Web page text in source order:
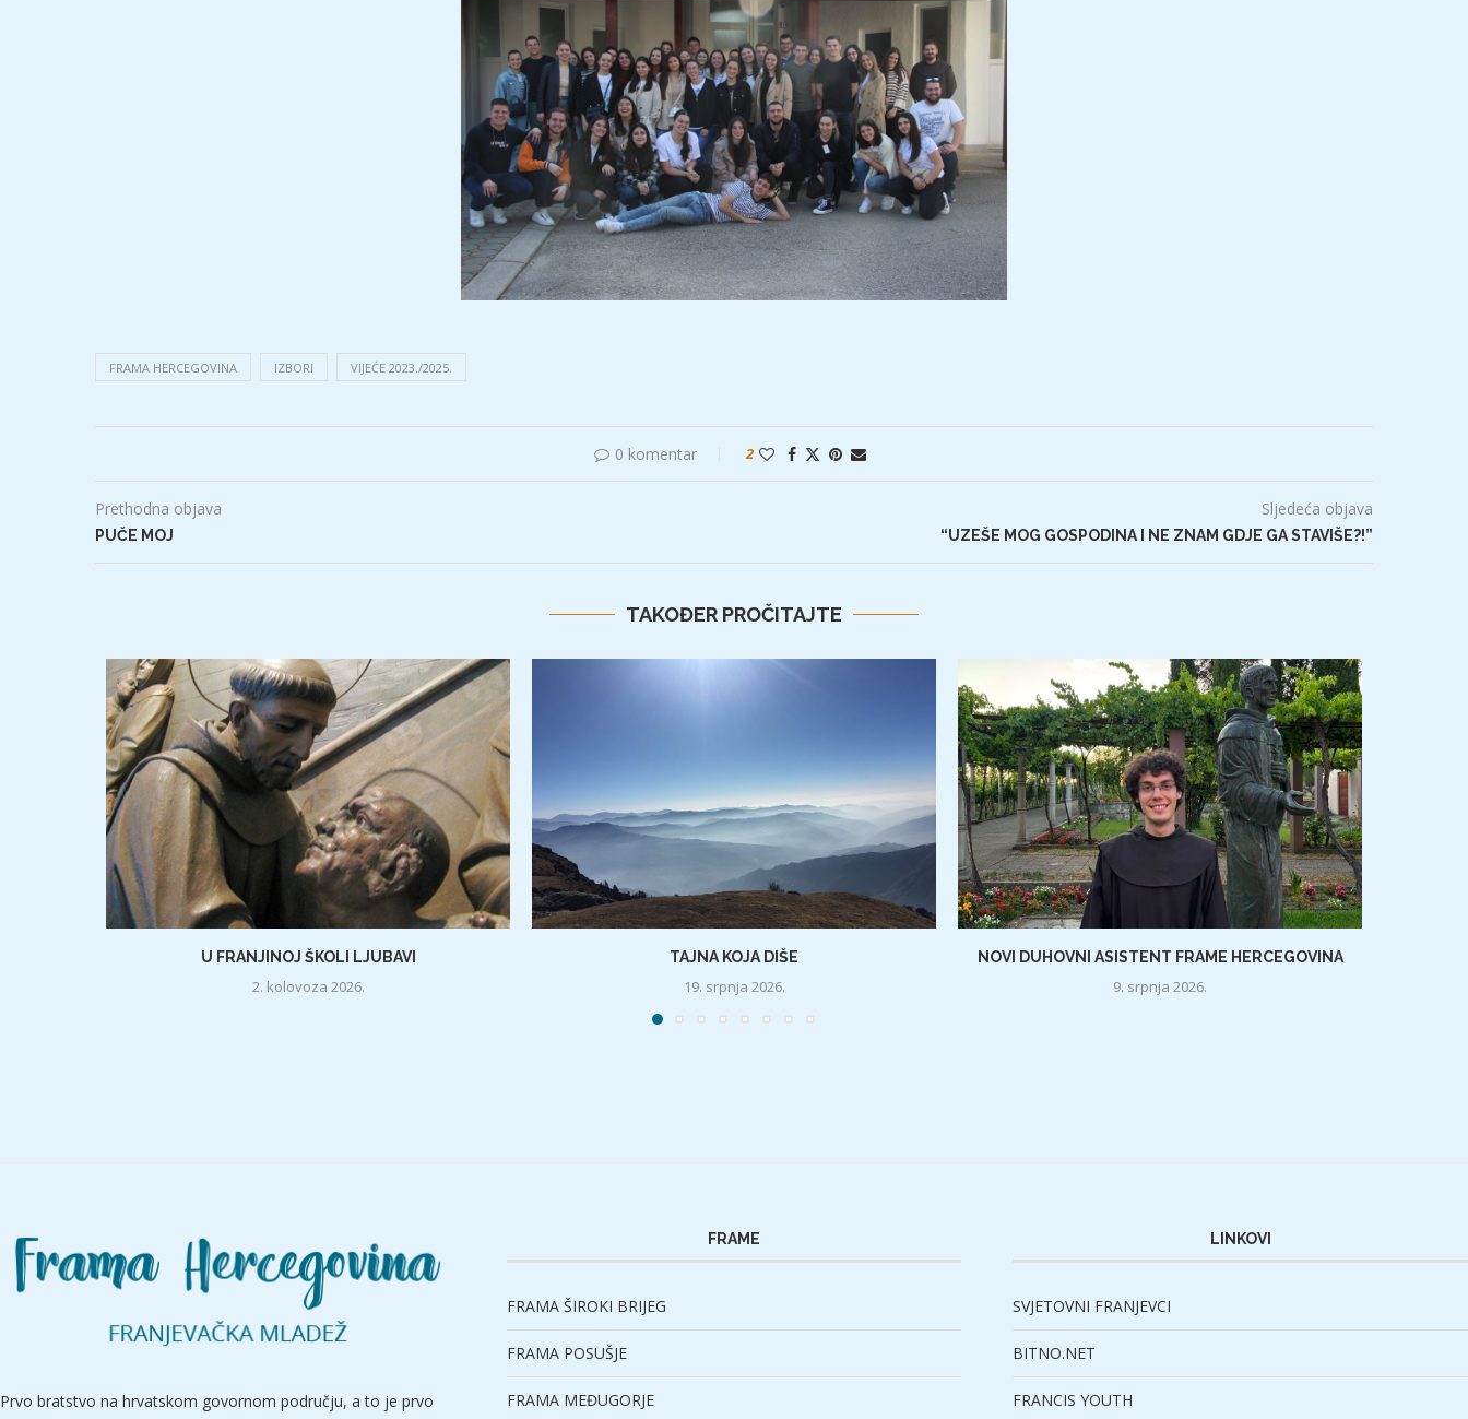
FRAMA HERCEGOVINA IZBORI VIJEĆE 2023./2025.
0 komentar 2
Prethodna objava
PUČE MOJ
Sljedeća objava
“UZEŠE MOG GOSPODINA I NE ZNAM GDJE GA STAVIŠE?!”
TAKOĐER PROČITAJTE
U FRANJINOJ ŠKOLI LJUBAVI
2. kolovoza 2026.
TAJNA KOJA DIŠE
19. srpnja 2026.
NOVI DUHOVNI ASISTENT FRAME HERCEGOVINA
9. srpnja 2026.
Prvo bratstvo na hrvatskom govornom području, a to je prvo
FRAME
FRAMA ŠIROKI BRIJEG
FRAMA POSUŠJE
FRAMA MEĐUGORJE
LINKOVI
SVJETOVNI FRANJEVCI
BITNO.NET
FRANCIS YOUTH